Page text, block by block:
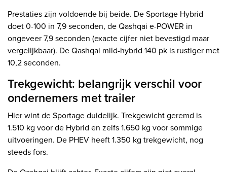
Prestaties zijn voldoende bij beide. De Sportage Hybrid
doet 0-100 in 7,9 seconden, de Qashqai e-POWER in
ongeveer 7,9 seconden (exacte cijfer niet bevestigd maar
vergelijkbaar). De Qashqai mild-hybrid 140 pk is rustiger met
10,2 seconden.
Trekgewicht: belangrijk verschil voor
ondernemers met trailer
Hier wint de Sportage duidelijk. Trekgewicht geremd is
1.510 kg voor de Hybrid en zelfs 1.650 kg voor sommige
uitvoeringen. De PHEV heeft 1.350 kg trekgewicht, nog
steeds fors.